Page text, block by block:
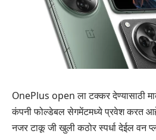
OnePlus open ला टक्कर देण्यासाठी
कंपनी फोल्डेबल सेगमेंटमध्ये प्रवेश करत
नजर टाकू जी खुली कठोर स्पर्धा देईल वन